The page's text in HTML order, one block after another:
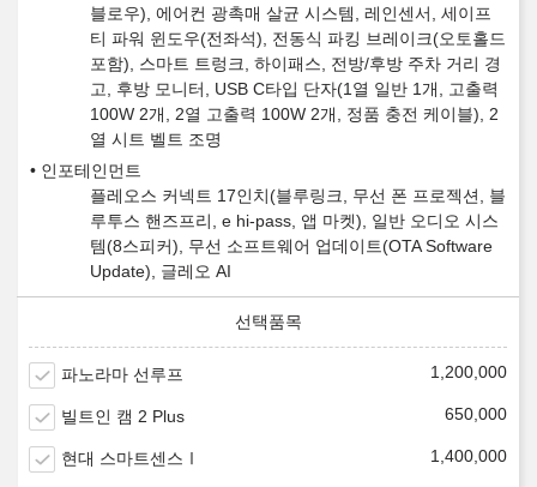
블로우), 에어컨 광촉매 살균 시스템, 레인센서, 세이프
티 파워 윈도우(전좌석), 전동식 파킹 브레이크(오토홀드
포함), 스마트 트렁크, 하이패스, 전방/후방 주차 거리 경
고, 후방 모니터, USB C타입 단자(1열 일반 1개, 고출력
100W 2개, 2열 고출력 100W 2개, 정품 충전 케이블), 2
열 시트 벨트 조명
인포테인먼트
플레오스 커넥트 17인치(블루링크, 무선 폰 프로젝션, 블
루투스 핸즈프리, e hi-pass, 앱 마켓), 일반 오디오 시스
템(8스피커), 무선 소프트웨어 업데이트(OTA Software
Update), 글레오 AI
파노라마 선루프 1,200,000
빌트인 캠 2 Plus 650,000
현대 스마트센스Ⅰ 1,400,000